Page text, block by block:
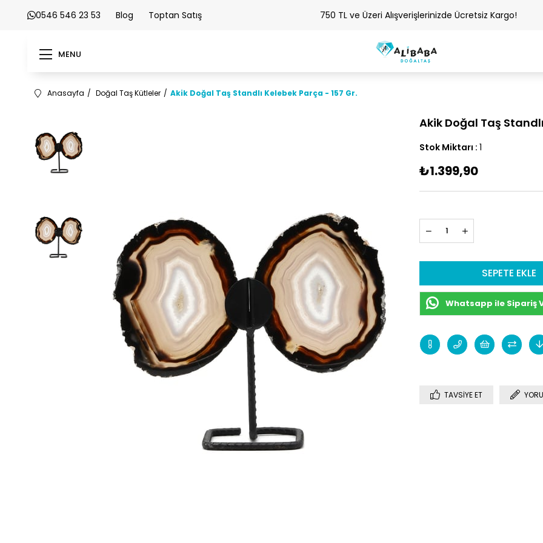
0546 546 23 53 Blog Toptan Satış 750 TL ve Üzeri Alışverişlerinizde Ücretsiz Kargo!
MENU
Anasayfa Doğal Taş Kütleler Akik Doğal Taş Standlı Kelebek Parça - 157 Gr.
Akik Doğal Taş
Stok Miktarı : 1
₺1.399,90
Whatsapp ile Sipariş
TAVSIYE ET